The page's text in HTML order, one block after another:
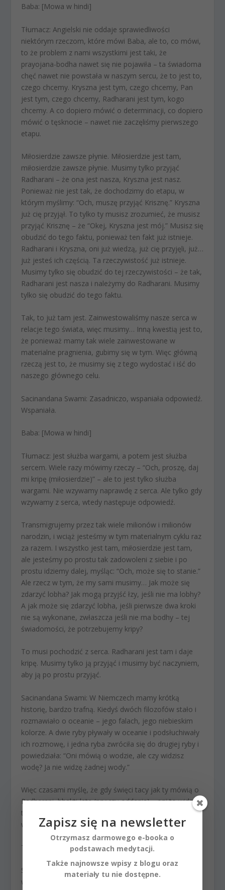
Baba: [Mowa w hindi]
Tłumacz: Angielski nie oddaje sprawiedliwości
niektórym rzeczom, które mówi Baba, ale to, co mówi,
to że problem z nami wszystkimi jest taki, że
prayojana-bodha nawet się nie pojawiła – ta świadoma
chęć nawet nie powstała w naszym sercu, że to jest to,
czego chcemy. Kryszna jest tym, czego chcemy, Pan
jest tym, czego chcemy, Radharani jest tym, kogo
chcemy. A co dopiero mówić o determinacji, co dopiero
mówić o tęsknocie – nawet nie zaczęliśmy pierwszego
etapu.
Miłosierdzie zawsze płynie. Miłosierdzie jest tam,
miłosierdzie zawsze płynie. Musimy tylko przyjąć
Radharani – że ona jest nasza, Kryszna jest nasz.
Ponieważ nie jest tak, że dochodzimy do etapu, w
którym myślimy: “Och, muszę przyjąć Krisznę.” Kryszna
już cię przyjął. To tylko ty musisz zrozumieć, że musisz
przyjąć Krisznę – że “Okej, Kryszna jest mój.” Musisz się
obudzić do tego faktu, ponieważ ten fakt już istnieje.
Radharani i Kryszna, oni już wiedzą, już cię przyjęli, już…
już jesteś ich częścią. Ta rzeczywistość już istnieje.
Musimy tylko się obudzić do tej rzeczywistości – że tak,
Radharani jest nasza i należymy do Radharani. Musimy
tylko się obudzić do tego faktu.
Tak, to już tam jest. Zainwestowaliśmy nasze serca w
relacje tego świata, więc musimy… Inną kwestią jest to,
że ponieważ mamy tak wiele zainwestowane w
materialne pragnienia, gubimy się w tym. Więc główną
rzeczą jest to, że musimy się z tego wydostać i iść do
naszego głównego celu.
Sacinandana Swami: Zasadniczo, wspaniała odpowiedź.
Wspaniała.
Baba: [Mowa w hindi]
Tłumacz: Jest służba wargami, a potem jest służba
sercem. Wiele razy mówimy rzeczy – “Och, proszę, daj
mi kripę (miłosierdzie)” – ale to jest tylko służba
wargami. Nie wzywamy naprawdę z serca. Ale tylko gdy
wzywamy z serca, wtedy następuje odpowiedź.
Transmigrujemy przez tak wiele milionów i milionów
narodzin, i wciąż jesteśmy w tym materialnym cyklu raz
za razem. I wszystko jest tam, miłosierdzie jest tam,
ale jesteśmy po prostu tak zadowoleni z siebie i po
prostu idziemy dalej, myśląc: “Och, może się to stanie.”
Ale rzecz w tym, że my sami musimy… Jak może się
zdarzyć lobha? Jak mogą przyjść łzy, jeśli nie ma lobhy?
A jak może się zdarzyć lobha, jeśli pierwsze dwa kroki
nie są wykonane, zwłaszcza jeśli nie ma bodhy – tej
świadomości, że potrzebujemy kripy?
To musi pochodzić z serca. Radharani jest tam i daje
kripę. Musimy tylko ją przyjąć i musimy być naczyniem,
aby ją po prostu przyjąć.
Sacinandana Swami: W Niemczech mamy krótką
historię, bardzo trafną. Kiedyś dwóch filozofów stało i
rozmawiało o oceanie – jego falach, jego niebieskim
kolorze. A dwie ryby pływały w oceanie i podsłuchiwały
ich rozmowę, i jedna ryba zwróciła się do drugiej ryby i
powiedziała: “Oni mówią o wodzie, ale czy widzisz
wodę? Ja nie widzę żadnej wody.”
Więc czasami myślę, że gdy święci tacy jak ty mówią o
Radharani, bhakti-lata (pnączu oddania)… oni to widzą
tak, jak filozofowie widzą ocean, ale ryby tego nie
widzą.
Tłumacz: Tak, więc…
Sacinandana Swami:Ale bycie w towarzystwie
wielbicieli, jak wielbiciel taki jak ty, który tutaj w
Zapisz się na newsletter
Otrzymasz darmowego e-booka o
podstawach medytacji.
Także najnowsze wpisy z blogu oraz
materiały tu nie dostępne.